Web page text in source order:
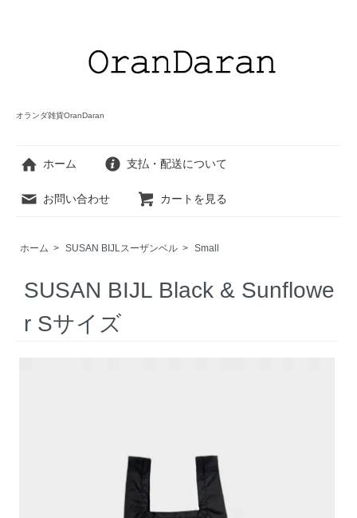
オランダ雑貨OranDaran
ホーム 支払・配送について
お問い合わせ カートを見る
ホーム > SUSAN BIJLスーザンベル > Small
SUSAN BIJL Black & Sunflowe
r Sサイズ